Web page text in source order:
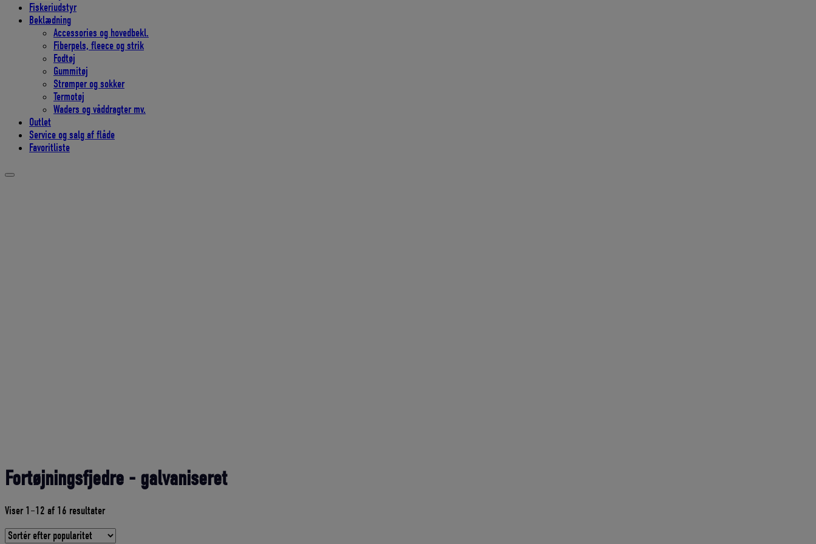
Fiskeriudstyr
Beklædning
Accessories og hovedbekl.
Fiberpels, fleece og strik
Fodtøj
Gummitøj
Strømper og sokker
Termotøj
Waders og våddragter mv.
Outlet
Service og salg af flåde
Favoritliste
Fortøjningsfjedre - galvaniseret
Viser 1–12 af 16 resultaterSorteret
gennemsnitlig